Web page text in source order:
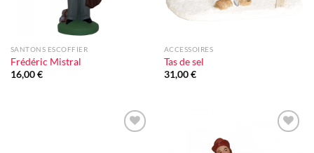
SANTONS ESCOFFIER
Frédéric Mistral
16,00€
ACCESSOIRES
Tas de sel
31,00€